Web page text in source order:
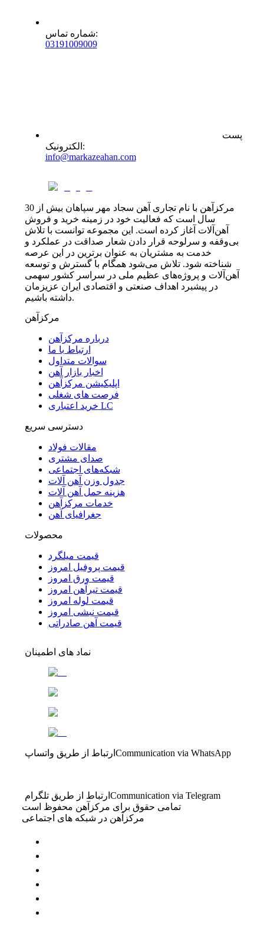
شماره تماس:
03191009009
پست
الکترونیک :
info@markazeahan.com
مرکزآهن با نام تجاری آهن سجاد مهر سپاهان بیش از 30
سال است که فعالیت خود در زمینه خرید و فروش
آهن‌آلات آغاز کرده است. این مجموعه توانست با تلاش
بی‌وقفه و سرلوحه قرار دادن شعار صداقت در عملکرد و
خدمت به مشتریان به عنوان برترین در این عرصه
شناخته شود. تلاش می‌شود همگام با گسترش و توسعه
آهن‌آلات و پروژه‌های عظیم ملی در سراسر کشور سهمی
در پیشبرد اهداف صنعتی و اقتصادی ایران عزیزمان
داشته باشیم.
مرکزآهن
درباره مرکزآهن
ارتباط با ما
سوالات متداول
اخبار بازار آهن
اپلیکیشن مرکزآهن
فرصت های شغلی
خرید اعتباری LC
دسترسی سریع
مقالات فولاد
صدای مشتری
شبکه‌های اجتماعی
جدول وزن آهن آلات
هزینه حمل آهن آلات
خدمات مرکزآهن
جغرافیای آهن
محصولات
قیمت میلگرد
قیمت پروفیل امروز
قیمت ورق امروز
قیمت تیرآهن امروز
قیمت لوله امروز
قیمت نبشی امروز
قیمت آهن صادراتی
نماد های اطمینان
ارتباط از طریق واتساپ Communication via WhatsApp
ارتباط از طریق تلگرام Communication via Telegram
تمامی حقوق برای مرکزآهن محفوظ است
مرکزآهن در شبکه های اجتماعی